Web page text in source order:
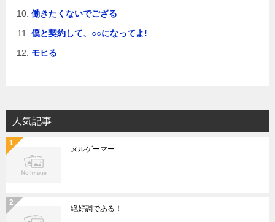
働きたくないでござる
僕と契約して、○○になってよ!
モヒる
人気記事
ヌルゲーマー
絶好調である！